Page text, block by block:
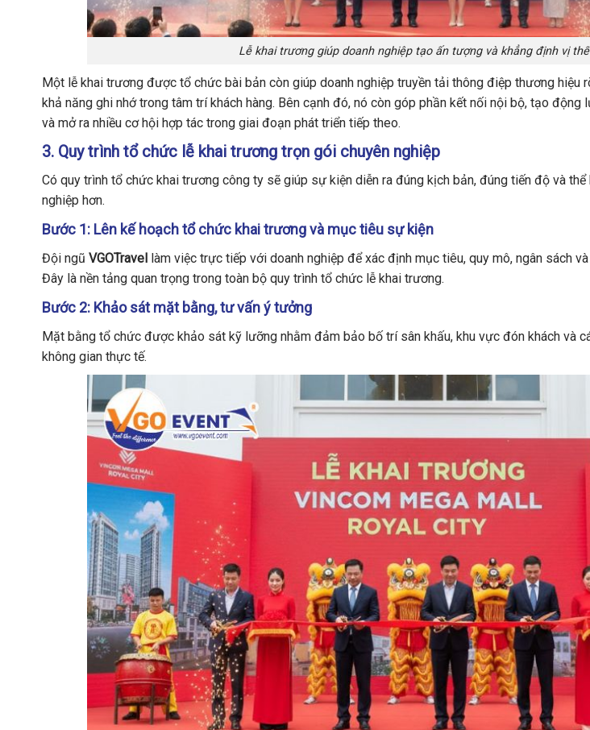
Lễ khai trương giúp doanh nghiệp tạo ấn tượng và khẳng định vị thế
Một lễ khai trương được tổ chức bài bản còn giúp doanh nghiệp truyền tải thông điệp thương hiệu
khả năng ghi nhớ trong tâm trí khách hàng. Bên cạnh đó, nó còn góp phần kết nối nội bộ, tạo
và mở ra nhiều cơ hội hợp tác trong giai đoạn phát triển tiếp theo.
3. Quy trình tổ chức lễ khai trương trọn gói chuyên nghiệp
Có quy trình tổ chức khai trương công ty sẽ giúp sự kiện diễn ra đúng kịch bản, đúng tiến độ và thể
nghiệp hơn.
Bước 1: Lên kế hoạch tổ chức khai trương và mục tiêu sự kiện
Đội ngũ VGOTravel
làm việc trực tiếp với doanh nghiệp để xác định mục tiêu, quy mô, ngân sách
Đây là nền tảng quan trọng trong toàn bộ quy trình tổ chức lễ khai trương.
Bước 2: Khảo sát mặt bằng, tư vấn ý tưởng
Mặt bằng tổ chức được khảo sát kỹ lưỡng nhằm đảm bảo bố trí sân khấu, khu vực đón khách và
không gian thực tế.